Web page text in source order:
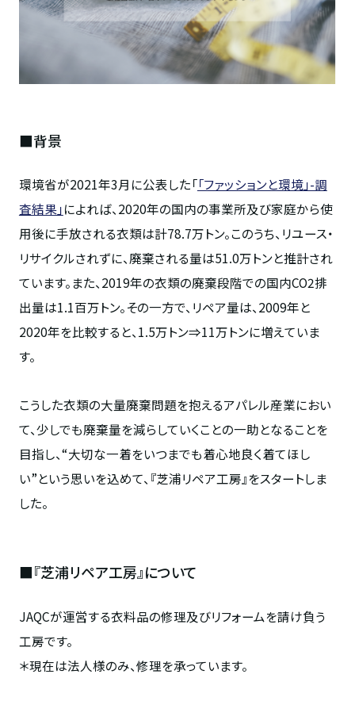
■背景
環境省が2021年3月に公表した「「ファッションと環境」-調
査結果」によれば、2020年の国内の事業所及び家庭から使
用後に手放される衣類は計78.7万トン。このうち、リユース・
リサイクルされずに、廃棄される量は51.0万トンと推計され
ています。また、2019年の衣類の廃棄段階での国内CO2排
出量は1.1百万トン。その一方で、リペア量は、2009年と
2020年を比較すると、1.5万トン⇒11万トンに増えていま
す。
こうした衣類の大量廃棄問題を抱えるアパレル産業におい
て、少しでも廃棄量を減らしていくことの一助となることを
目指し、“大切な一着をいつまでも着心地良く着てほし
い”という思いを込めて、『芝浦リペア工房』をスタートしま
した。
■『芝浦リペア工房』について
JAQCが運営する衣料品の修理及びリフォームを請け負う
工房です。
＊現在は法人様のみ、修理を承っています。